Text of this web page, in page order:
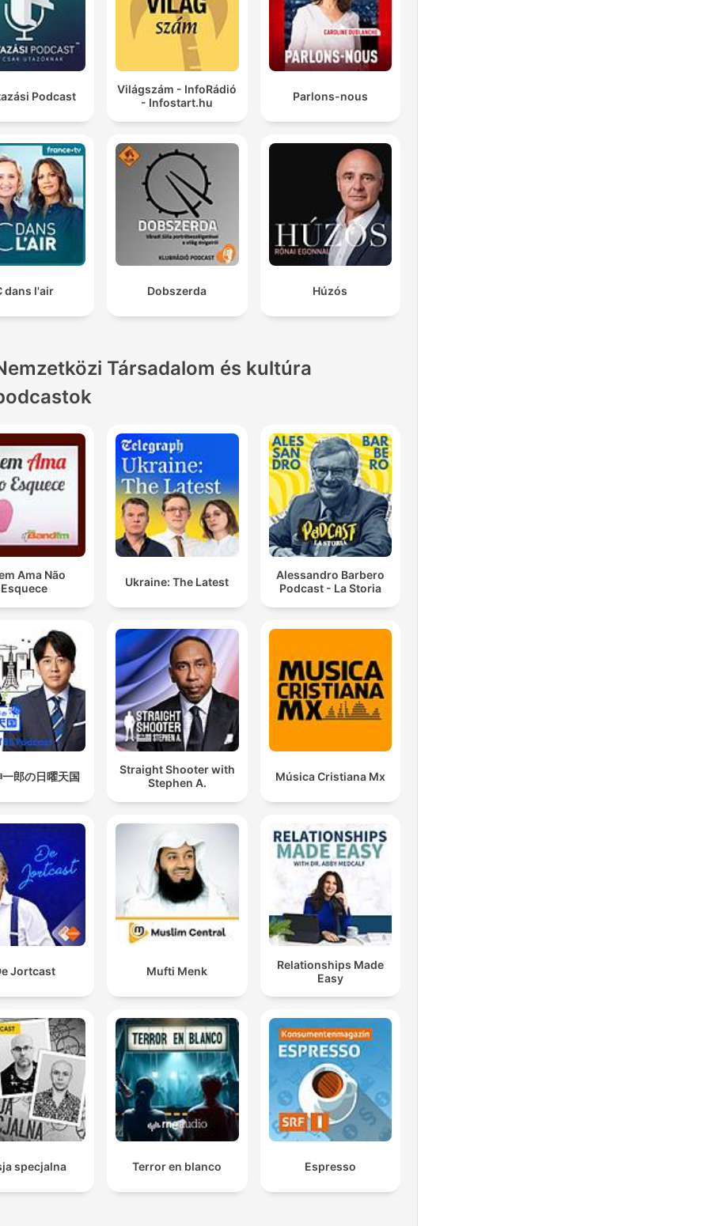
Podcast
Világszám - InfoRádió
- Infostart.hu
Parlons-nous
dans l'air Dobszerda Húzós
Társadalom és kultúra
Ama Não
Esquece
Ukraine: The Latest
Alessandro Barbero
Podcast - La Storia
郎の日曜天国
Straight Shooter with
Stephen A.
Música Cristiana Mx
Jortcast Mufti Menk
Relationships Made
Easy
specjalna Terror en blanco Espresso